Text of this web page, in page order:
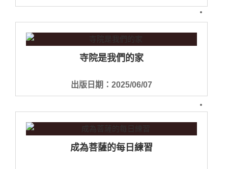
寺院是我們的家
出版日期：2025/06/07
成為菩薩的每日練習